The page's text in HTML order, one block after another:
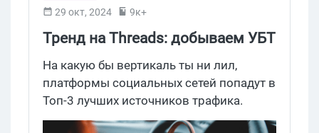
29 окт, 2024 9к+
Тренд на Threads: добываем УБТ
из социальной сети
На какую бы вертикаль ты ни лил,
платформы социальных сетей попадут в
Топ-3 лучших источников трафика.
Количество реальных пользователей в